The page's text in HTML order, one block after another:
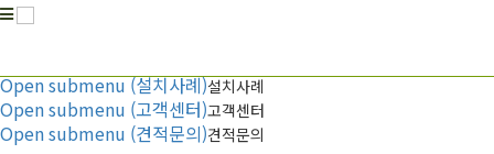
Menu
Open submenu (설치사례)설치사례
Open submenu (고객센터)고객센터
Open submenu (견적문의)견적문의